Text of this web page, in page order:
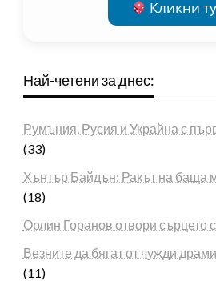
Кликни
Най-четени за днес:
Румъния, Русия и Украйна с
(33)
Хънтър Байдън: Ракът на баща
(18)
Орлин Горанов отвори сърцето
Везните да бягат от чужди
(11)